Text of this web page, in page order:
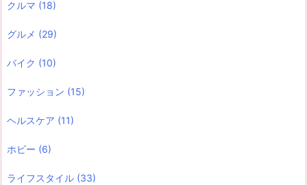
クルマ (18)
グルメ (29)
バイク (10)
ファッション (15)
ヘルスケア (11)
ホビー (6)
ライフスタイル (33)